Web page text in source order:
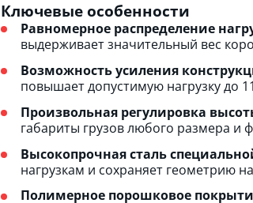
Ключевые особенности
Равномерное распределение
выдерживает значительный вес
Возможность усиления
повышает допустимую нагрузку до
Произвольная регулировка
габариты грузов любого размера и
Высокопрочная сталь
нагрузкам и сохраняет геометрию
Полимерное порошковое